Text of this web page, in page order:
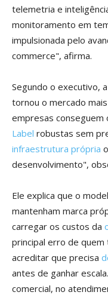
telemetria e
monitoramento em
impulsionada pelo
commerce", afirma.
Segundo o executivo,
tornou o mercado
empresas conseguem
Label robustas sem
infraestrutura própria
desenvolvimento",
Ele explica que o
mantenham marca
carregar os custos da
principal erro de
acreditar que precisa
antes de ganhar
comercial, no